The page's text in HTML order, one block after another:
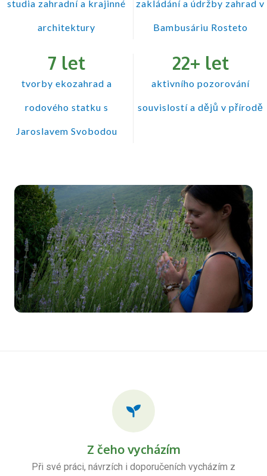
studia zahradní a krajinné
architektury
zakládání a údržby zahrad v
Bambusáriu Rosteto​
7 let
tvorby ekozahrad a
rodového statku s
Jaroslavem Svobodou
22+ let
aktivního pozorování
souvislostí a dějů v přírodě
Z čeho vycházím
Při své práci, návrzích i doporučeních vycházím z